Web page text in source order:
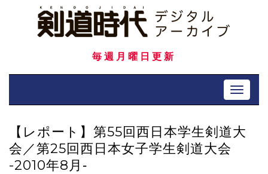
毎週月曜日更新
Toggle
【レポート】第55回西日本学生剣道大
会／第25回西日本女子学生剣道大会
-2010年8月‐